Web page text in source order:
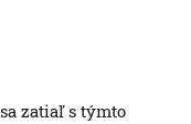
zatiaľ s týmto